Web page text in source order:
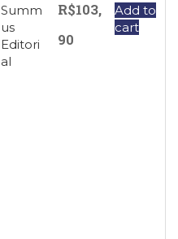
Summ
us
Editori
al
R$103,
90
Add to
cart